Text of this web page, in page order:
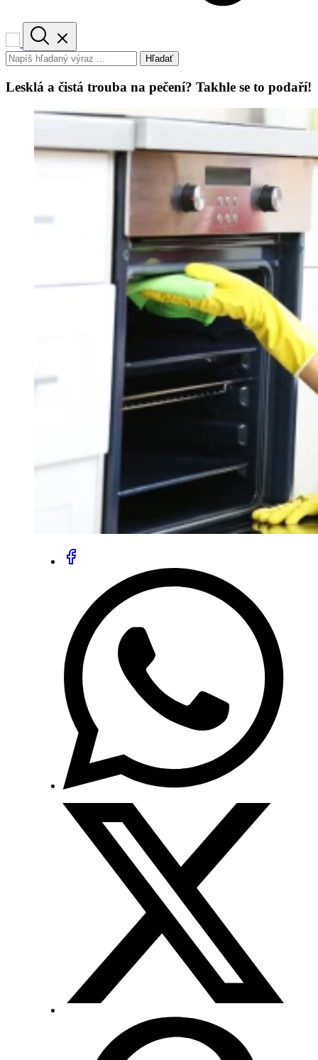
Hľadať
Lesklá a čistá trouba na pečení? Takhle se to podaří!